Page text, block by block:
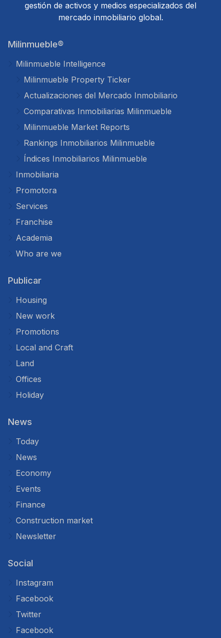
gestión de activos y medios especializados del
mercado inmobiliario global.
Milinmueble®
Milinmueble Intelligence
Milinmueble Property Ticker
Actualizaciones del Mercado Inmobiliario
Comparativas Inmobiliarias Milinmueble
Milinmueble Market Reports
Rankings Inmobiliarios Milinmueble
Índices Inmobiliarios Milinmueble
Inmobiliaria
Promotora
Services
Franchise
Academia
Who are we
Publicar
Housing
New work
Promotions
Local and Craft
Land
Offices
Holiday
News
Today
News
Economy
Events
Finance
Construction market
Newsletter
Social
Instagram
Facebook
Twitter
Facebook